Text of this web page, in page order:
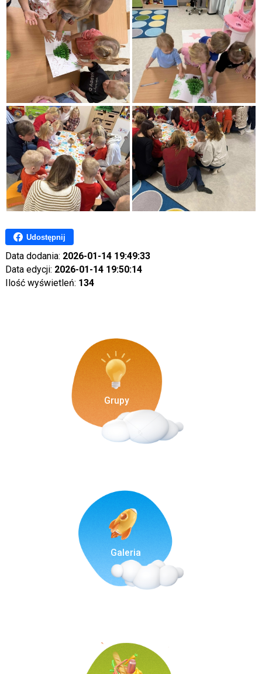
Udostępnij
Data dodania: 2026-01-14 19:49:33
Data edycji: 2026-01-14 19:50:14
Ilość wyświetleń: 134
Grupy
Galeria